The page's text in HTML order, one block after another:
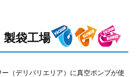
製袋工場
（デリバリエリア）に真空ポンプが使